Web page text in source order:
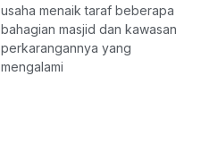
usaha menaik taraf beberapa
bahagian masjid dan kawasan
perkarangannya yang
mengalami